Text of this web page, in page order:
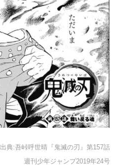
出典:吾峠呼世晴『鬼滅の刃』第157話
週刊少年ジャンプ2019年24号